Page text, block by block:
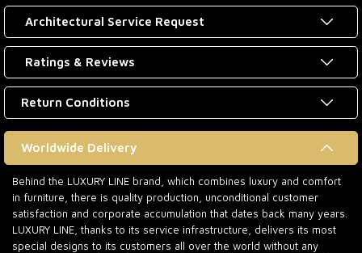
Architectural Service Request
Ratings & Reviews
Return Conditions
Worldwide Delivery
Behind the LUXURY LINE brand, which combines luxury and comfort
in furniture, there is quality production, unconditional customer
satisfaction and corporate accumulation that dates back many years.
LUXURY LINE, thanks to its service infrastructure, delivers its most
special designs to its customers all over the world without any